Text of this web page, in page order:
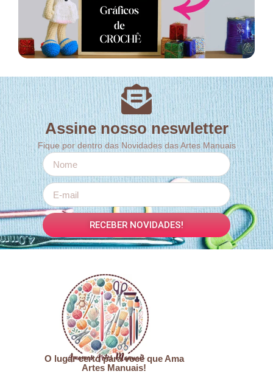
Assine nosso neswletter
Fique por dentro das Novidades das Artes Manuais
RECEBER NOVIDADES!
O lugar certo para você que Ama
Artes Manuais!